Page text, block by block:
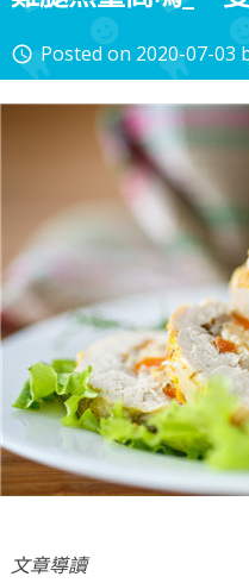
access_time Posted on 2020-07-03
文章導讀